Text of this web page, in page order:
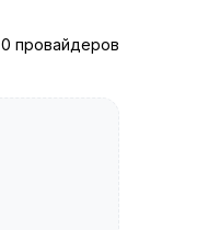
0 провайдеров